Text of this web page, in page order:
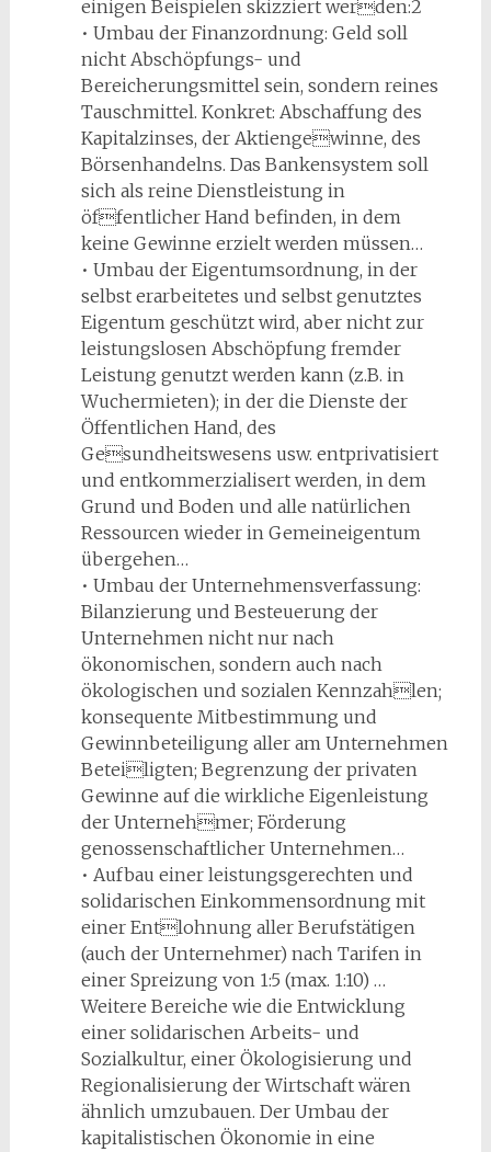
einigen Beispielen skizziert werden:2
• Umbau der Finanzordnung: Geld soll
nicht Abschöpfungs- und
Bereicherungsmittel sein, sondern reines
Tauschmittel. Konkret: Abschaffung des
Kapitalzinses, der Aktiengewinne, des
Börsenhandelns. Das Bankensystem soll
sich als reine Dienstleistung in
öffentlicher Hand befinden, in dem
keine Gewinne erzielt werden müssen…
• Umbau der Eigentumsordnung, in der
selbst erarbeitetes und selbst genutztes
Eigentum geschützt wird, aber nicht zur
leistungslosen Abschöpfung fremder
Leistung genutzt werden kann (z.B. in
Wuchermieten); in der die Dienste der
Öffentlichen Hand, des
Gesundheitswesens usw. entprivatisiert
und entkommerzialisert werden, in dem
Grund und Boden und alle natürlichen
Ressourcen wieder in Gemeineigentum
übergehen…
• Umbau der Unternehmensverfassung:
Bilanzierung und Besteuerung der
Unternehmen nicht nur nach
ökonomischen, sondern auch nach
ökologischen und sozialen Kennzahlen;
konsequente Mitbestimmung und
Gewinnbeteiligung aller am Unternehmen
Beteiligten; Begrenzung der privaten
Gewinne auf die wirkliche Eigenleistung
der Unternehmer; Förderung
genossenschaftlicher Unternehmen…
• Aufbau einer leistungsgerechten und
solidarischen Einkommensordnung mit
einer Entlohnung aller Berufstätigen
(auch der Unternehmer) nach Tarifen in
einer Spreizung von 1:5 (max. 1:10) …
Weitere Bereiche wie die Entwicklung
einer solidarischen Arbeits- und
Sozialkultur, einer Ökologisierung und
Regionalisierung der Wirtschaft wären
ähnlich umzubauen. Der Umbau der
kapitalistischen Ökonomie in eine